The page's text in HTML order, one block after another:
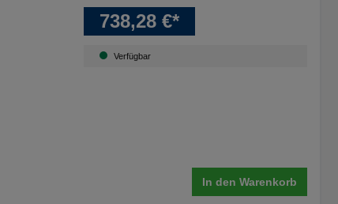
738,28 €*
Verfügbar
In den Warenkorb